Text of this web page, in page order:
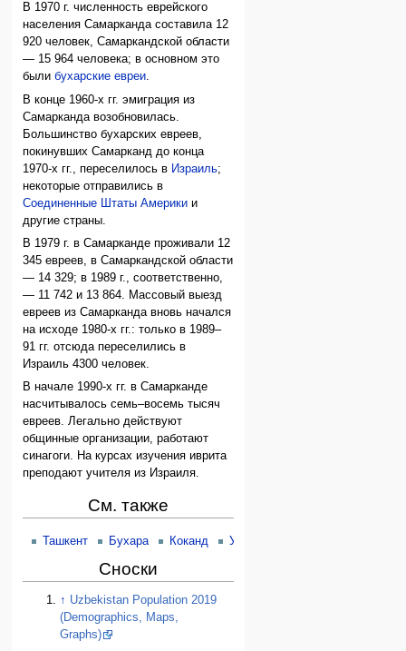
В 1970 г. численность еврейского
населения Самарканда составила 12
920 человек, Самаркандской области
— 15 964 человека; в основном это
былибухарские евреи.
В конце 1960-х гг. эмиграция из
Самарканда возобновилась.
Большинство бухарских евреев,
покинувших Самарканд до конца
1970-х гг., переселилось в Израиль;
некоторые отправились в
Соединенные Штаты Америки и
другие страны.
В 1979 г. в Самарканде проживали 12
345 евреев, в Самаркандской области
— 14 329; в 1989 г., соответственно,
— 11 742 и 13 864. Массовый выезд
евреев из Самарканда вновь начался
на исходе 1980-х гг.: только в 1989–
91 гг. отсюда переселились в
Израиль 4300 человек.
В начале 1990-х гг. в Самарканде
насчитывалось семь–восемь тысяч
евреев. Легально действуют
общинные организации, работают
синагоги. На курсах изучения иврита
преподают учителя из Израиля.
См. также
Ташкент Бухара Коканд Узбекистан
Сноски
↑ Uzbekistan Population 2019
(Demographics, Maps,
Graphs)